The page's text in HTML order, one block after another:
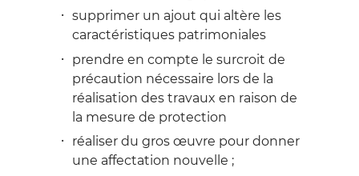
supprimer un ajout qui altère les
caractéristiques patrimoniales
prendre en compte le surcroit de
précaution nécessaire lors de la
réalisation des travaux en raison de
la mesure de protection
réaliser du gros œuvre pour donner
une affectation nouvelle ;